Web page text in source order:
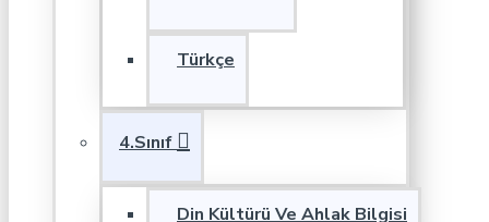
Türkçe
4.Sınıf
Din Kültürü Ve Ahlak Bilgisi